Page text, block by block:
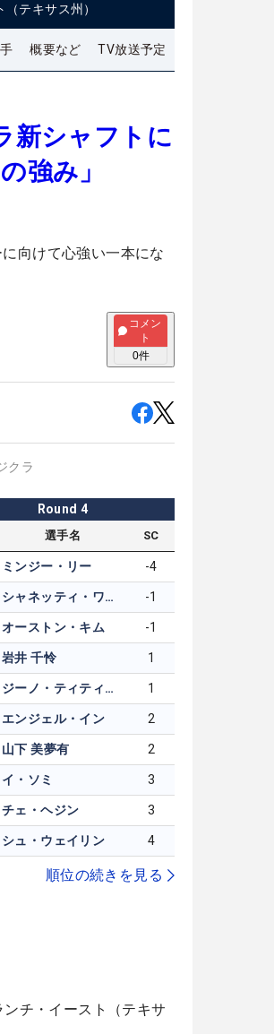
テキサス州）
概要など TV放送予定
新シャフトに
強み」
向けて心強い一本にな
コメン
ト
0件
クラ
Round 4
選手名 SC
ミンジー・リー -4
シャネッティ・ワナセン -1
オーストン・キム -1
岩井 千怜 1
ジーノ・ティティクル 1
エンジェル・イン 2
山下 美夢有 2
イ・ソミ 3
チェ・ヘジン 3
シュ・ウェイリン 4
順位の続きを見る
チ・イースト（テキサ